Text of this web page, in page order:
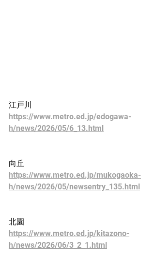
江戸川
https://www.metro.ed.jp/edogawa-
h/news/2026/05/6_13.html
向丘
https://www.metro.ed.jp/mukogaoka-
h/news/2026/05/newsentry_135.html
北園
https://www.metro.ed.jp/kitazono-
h/news/2026/06/3_2_1.html